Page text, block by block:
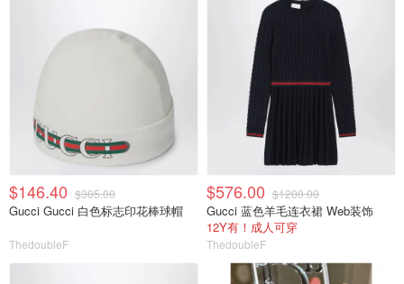
$146.40 $305.00
Gucci Gucci 白色标志印花棒球帽
ThedoubleF
$576.00 $1200.00
Gucci 蓝色羊毛连衣裙 Web装饰
12Y有！成人可穿
ThedoubleF